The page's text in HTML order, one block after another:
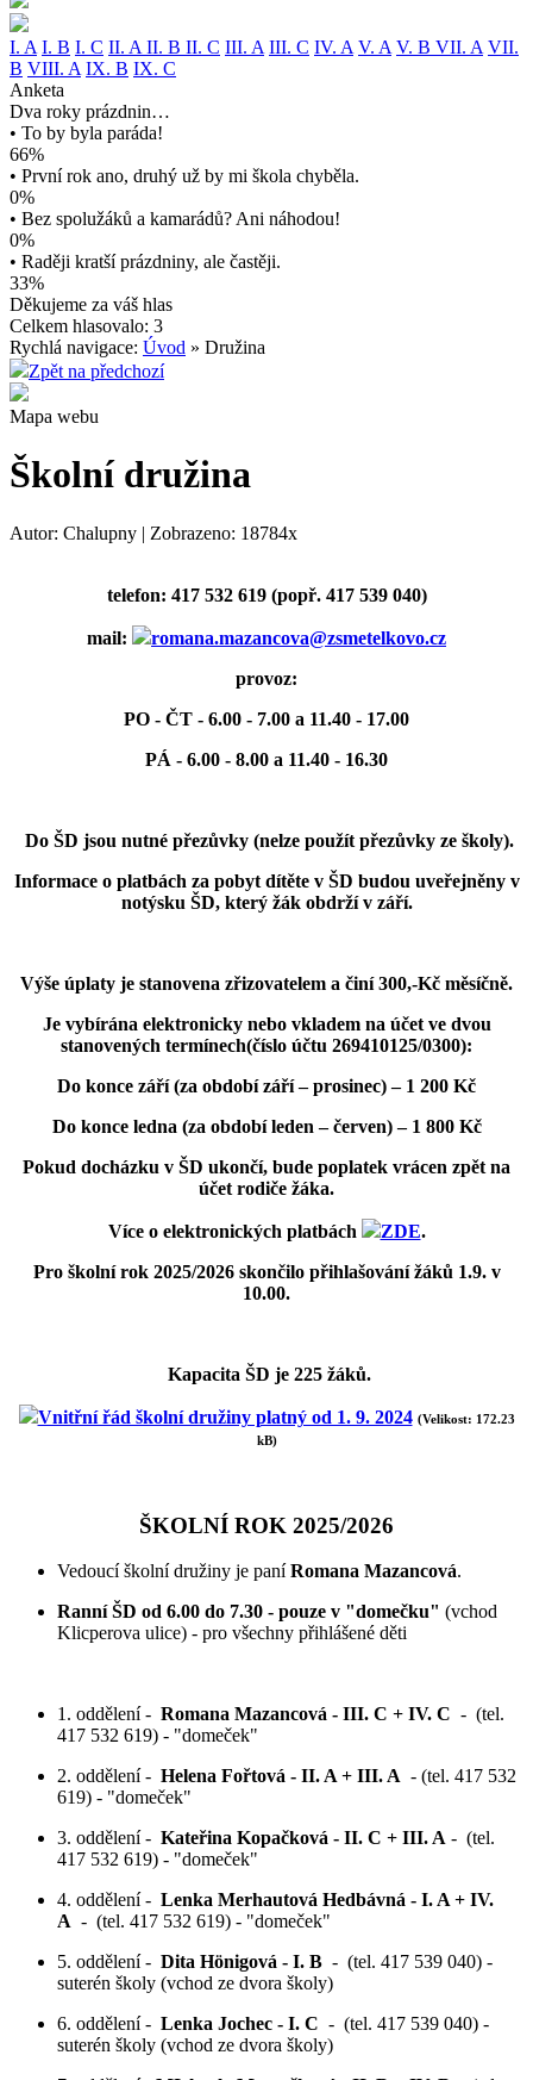
I. A I. B I. C II. A II. B II. C III. A III. C IV. A V. A V. B VII. A VII.
B VIII. A IX. B IX. C
Anketa
Dva roky prázdnin…
• To by byla paráda!
66%
• První rok ano, druhý už by mi škola chyběla.
0%
• Bez spolužáků a kamarádů? Ani náhodou!
0%
• Raději kratší prázdniny, ale častěji.
33%
Děkujeme za váš hlas
Celkem hlasovalo: 3
Rychlá navigace: Úvod » Družina
Zpět na předchozí
Mapa webu
Školní družina
Autor: Chalupny | Zobrazeno: 18784x
telefon: 417 532 619 (popř. 417 539 040)
mail:
romana.mazancova@zsmetelkovo.cz
provoz:
PO - ČT - 6.00 - 7.00 a 11.40 - 17.00
PÁ - 6.00 - 8.00 a 11.40 - 16.30
Do ŠD jsou nutné přezůvky (nelze použít přezůvky ze školy).
Informace o platbách za pobyt dítěte v ŠD budou uveřejněny v
notýsku ŠD, který žák obdrží v září.
Výše úplaty je stanovena zřizovatelem a činí 300,-Kč měsíčně.
Je vybírána elektronicky nebo vkladem na účet ve dvou
stanovených termínech(číslo účtu 269410125/0300):
Do konce září (za období září – prosinec) – 1 200 Kč
Do konce ledna (za období leden – červen) – 1 800 Kč
Pokud docházku v ŠD ukončí, bude poplatek vrácen zpět na
účet rodiče žáka.
Více o elektronických platbách ZDE.
Pro školní rok 2025/2026 skončilo přihlašování žáků 1.9. v
10.00.
Kapacita ŠD je 225 žáků.
Vnitřní řád školní družiny platný od 1. 9. 2024 (Velikost: 172.23
kB)
ŠKOLNÍ ROK 2025/2026
Vedoucí školní družiny je paníRomana Mazancová.
Ranní ŠD od 6.00 do 7.30 - pouze v "domečku" (vchod
Klicperova ulice) - pro všechny přihlášené děti
1. oddělení - Romana Mazancová - III. C + IV. C - (tel.
417 532 619) - "domeček"
2. oddělení - Helena Fořtová - II. A + III. A - (tel. 417 532
619) - "domeček"
3. oddělení - Kateřina Kopačková - II. C + III. A - (tel.
417 532 619) - "domeček"
4. oddělení - Lenka Merhautová Hedbávná - I. A + IV.
A - (tel. 417 532 619) - "domeček"
5. oddělení - Dita Hönigová - I. B - (tel. 417 539 040) -
suterén školy (vchod ze dvora školy)
6. oddělení - Lenka Jochec - I. C - (tel. 417 539 040) -
suterén školy (vchod ze dvora školy)